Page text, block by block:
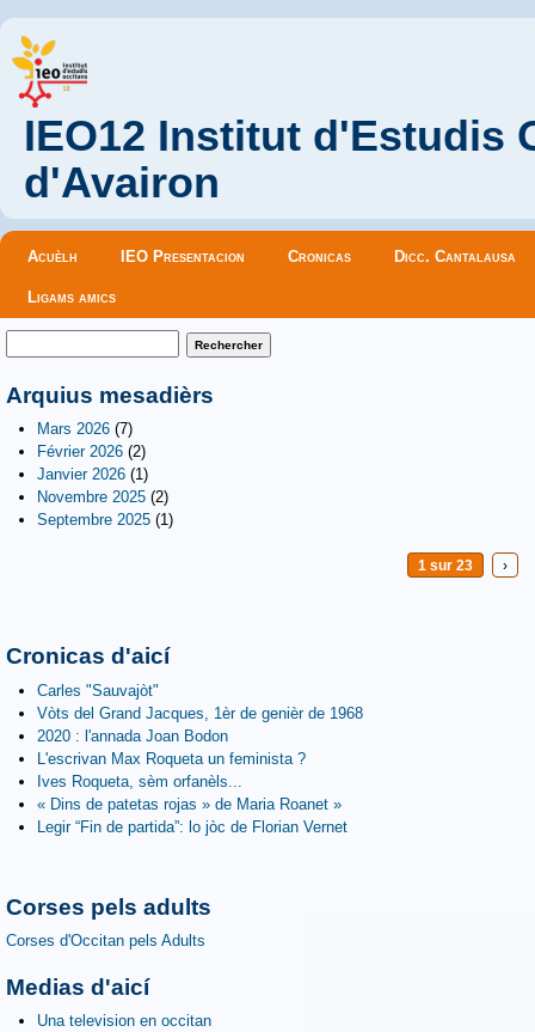
IEO12 Institut d'Estudis
d'Avairon
Menu principal
Acuèlh IEO Presentacion Cronicas Dicc. Cantalausa
Ligams amics
Formulaire de recherche
Arquius mesadièrs
Mars 2026 (7)
Février 2026 (2)
Janvier 2026 (1)
Novembre 2025 (2)
Septembre 2025 (1)
1 sur 23 ›
Cronicas d'aicí
Carles "Sauvajòt"
Vòts del Grand Jacques, 1èr de genièr de 1968
2020 : l'annada Joan Bodon
L'escrivan Max Roqueta un feminista ?
Ives Roqueta, sèm orfanèls...
« Dins de patetas rojas » de Maria Roanet »
Legir “Fin de partida”: lo jòc de Florian Vernet
Corses pels adults
Corses d'Occitan pels Adults
Medias d'aicí
Una television en occitan